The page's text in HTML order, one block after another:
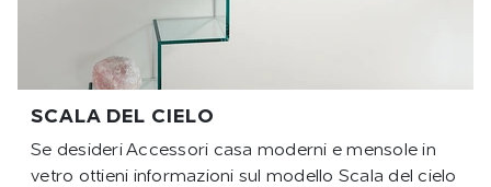
SCALA DEL CIELO
Se desideri Accessori casa moderni e mensole in
vetro ottieni informazioni sul modello Scala del cielo